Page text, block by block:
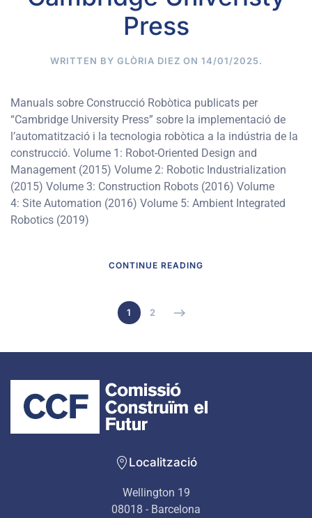
Press
WRITTEN BY GLÒRIA DIEZ ON 14/01/2025.
Manuals sobre Construcció Robòtica publicats per
“Cambridge University Press” sobre la implementació de
l’automatització i la tecnologia robòtica a la indústria de la
construcció. Volume 1: Robot-Oriented Design and
Management (2015) Volume 2: Robotic Industrialization
(2015) Volume 3: Construction Robots (2016) Volume
4: Site Automation (2016) Volume 5: Ambient Integrated
Robotics (2019)
CONTINUE READING
1 2
Localització
Wellington 19
08018 - Barcelona